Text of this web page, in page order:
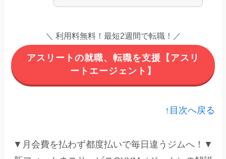
＼ 利用料無料！最短2週間で転職！／
アスリートの就職、転職を支援【アスリ
ートエージェント】
↑目次へ戻る
▼月会費を払わず都度払いで毎日違うジムへ！▼